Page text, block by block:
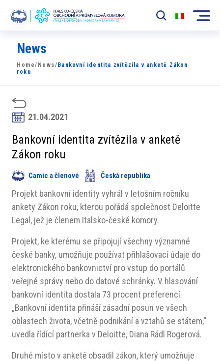
Komora
News
Rozvoj Trhu
Členové
Partneři
​​Projekty
Členská sekce
News
Home/ News/ Bankovní identita zvítězila v anketě Zákon
roku
21.04.2021
Bankovní identita zvítězila v anketě
Zákon roku
Camic a členové Česká republika
Projekt bankovní identity vyhrál v letošním ročníku
ankety Zákon roku, kterou pořádá společnost Deloitte
Legal, jež je členem Italsko-české komory.
Projekt, ke kterému se připojují všechny významné
české banky, umožňuje používat přihlašovací údaje do
elektronického bankovnictví pro vstup do portálů
veřejné správy nebo do datové schránky. V hlasování
bankovní identita dostala 73 procent preferencí.
„Bankovní identita přináší zásadní posun ve všech
oblastech života, včetně podnikání a vztahů se státem,“
uvedla řídící partnerka v Deloitte, Diana Rádl Rogerová.
Druhé místo v anketě obsadil zákon, který umožňuje